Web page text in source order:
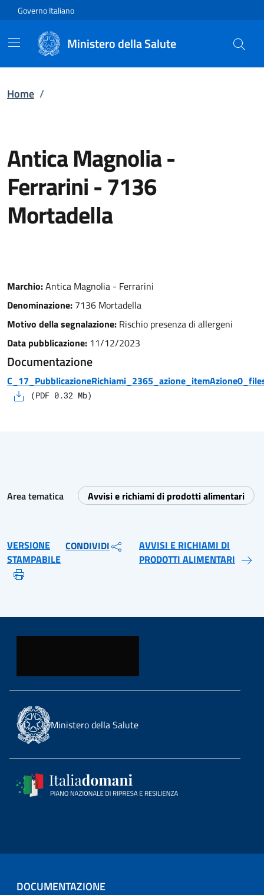
Vai direttamente al contenuto
Governo Italiano
Ministero della Salute
Home /
Antica Magnolia -
Ferrarini-7136
Mortadella
Marchio:Antica Magnolia - Ferrarini
Denominazione: 7136 Mortadella
Motivo della segnalazione: Rischio presenza di allergeni
Data pubblicazione: 11/12/2023
Documentazione
(PDF 0.32 Mb)
Area tematica Avvisi e richiami di prodotti alimentari
VERSIONE
STAMPABILE
CONDIVIDI
AVVISI E RICHIAMI DI
PRODOTTI ALIMENTARI
Ministero della Salute
DOCUMENTAZIONE